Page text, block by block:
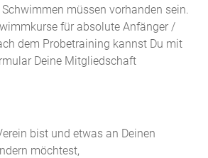
müssen vorhanden sein.
für absolute Anfänger /
dem Probetraining kannst Du mit
Deine Mitgliedschaft
bist und etwas an Deinen
möchtest,